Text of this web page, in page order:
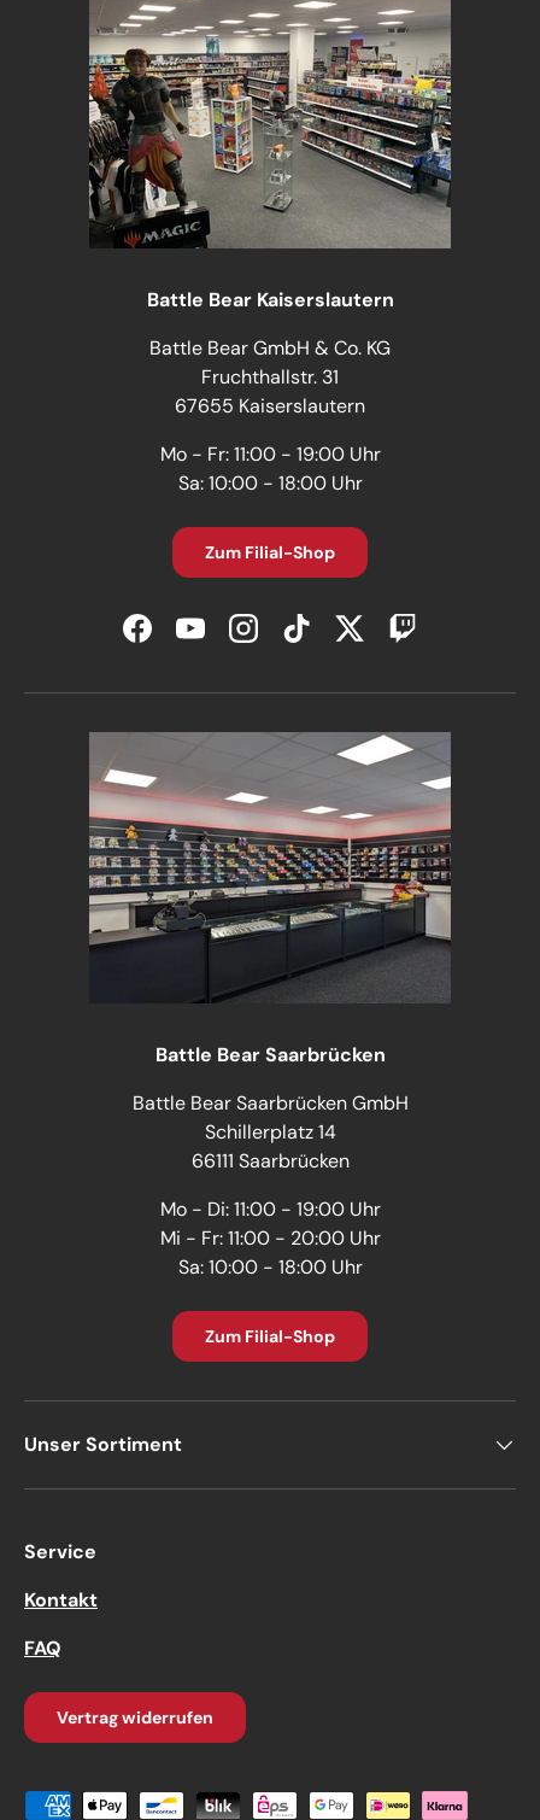
Battle Bear Kaiserslautern
Battle Bear GmbH & Co. KG
Fruchthallstr. 31
67655 Kaiserslautern
Mo - Fr: 11:00 - 19:00 Uhr
Sa: 10:00 - 18:00 Uhr
Zum Filial-Shop
FacebookYouTubeInstagramTikTokTwitterTwitch
Battle Bear Saarbrücken
Battle Bear Saarbrücken GmbH
Schillerplatz 14
66111 Saarbrücken
Mo - Di: 11:00 - 19:00 Uhr
Mi - Fr: 11:00 - 20:00 Uhr
Sa: 10:00 - 18:00 Uhr
Zum Filial-Shop
Unser Sortiment
Service
Kontakt
FAQ
Vertrag widerrufen
Zahlungsmethoden